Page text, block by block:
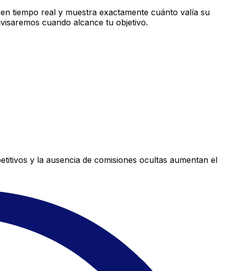
tiempo real y muestra exactamente cuánto valía su
cuando alcance tu objetivo.
y la ausencia de comisiones ocultas aumentan el